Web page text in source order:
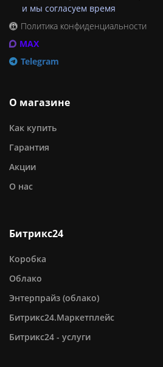
и мы согласуем время
Политика конфиденциальности
MAX
Telegram
О магазине
Как купить
Гарантия
Акции
О нас
Битрикс24
Коробка
Облако
Энтерпрайз (облако)
Битрикс24.Маркетплейс
Битрикс24 - услуги